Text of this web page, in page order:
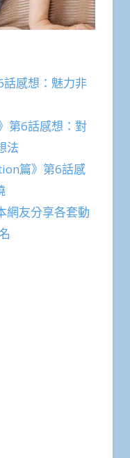
感想：魅力非
第6話感想：對
法
篇》第6話感
網友分享各套動